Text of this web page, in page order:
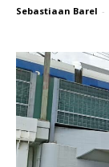
Sebastiaan Barel -